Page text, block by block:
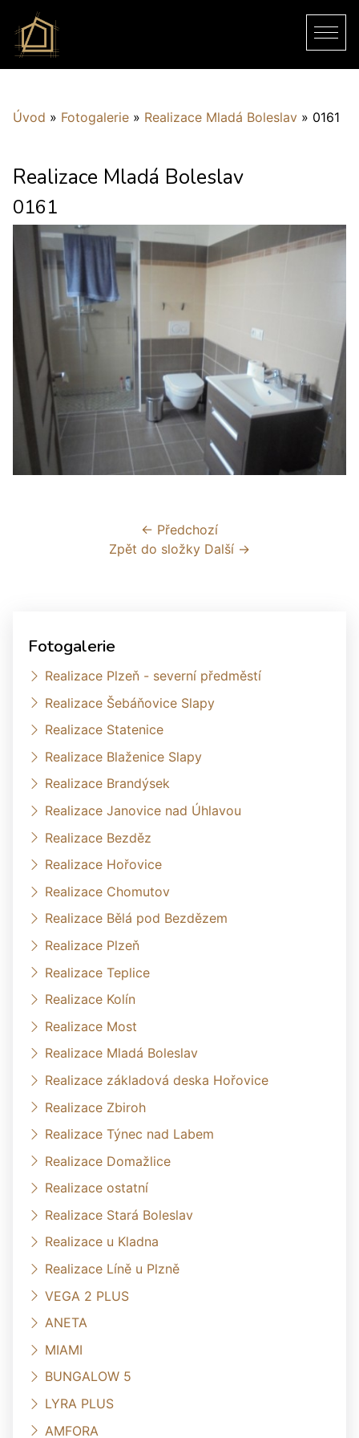
Úvod » Fotogalerie » Realizace Mladá Boleslav » 0161
Realizace Mladá Boleslav
0161
← Předchozí
Zpět do složky Další →
Fotogalerie
Realizace Plzeň - severní předměstí
Realizace Šebáňovice Slapy
Realizace Statenice
Realizace Blaženice Slapy
Realizace Brandýsek
Realizace Janovice nad Úhlavou
Realizace Bezděz
Realizace Hořovice
Realizace Chomutov
Realizace Bělá pod Bezdězem
Realizace Plzeň
Realizace Teplice
Realizace Kolín
Realizace Most
Realizace Mladá Boleslav
Realizace základová deska Hořovice
Realizace Zbiroh
Realizace Týnec nad Labem
Realizace Domažlice
Realizace ostatní
Realizace Stará Boleslav
Realizace u Kladna
Realizace Líně u Plzně
VEGA 2 PLUS
ANETA
MIAMI
BUNGALOW 5
LYRA PLUS
AMFORA